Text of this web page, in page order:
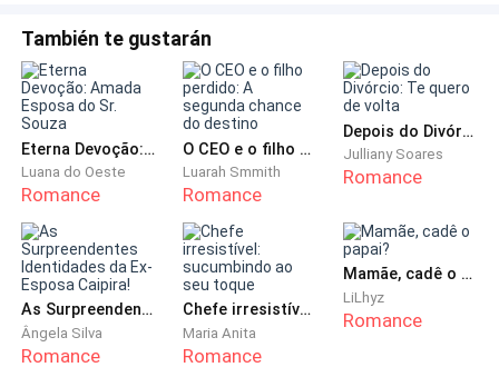
confusão.
— O acidente... com Jony, foi você não foi? —
Lembro-me da cena há alguns dias atrás, em que
acidentalmente, acertei em cheio um garoto que
entrava pela mesma porta que eu saía.
— Ah, isso de novo! — suspirei preguiçosamente,
preparada para mais uma explicação — Sim, foi eu,
También te gustarán
Eterna Devoção: Amada Esposa do Sr. Souza
Luana do Oeste
Romance
O CEO e o filho perdido: A segunda chance do destino
Luarah Smmith
Romance
Depois do Divórcio: Te quero de volta
Julliany Soares
Romance
As Surpreendentes Identidades da Ex-Esposa Caipira!
Ângela Silva
Romance
Chefe irresistível: sucumbindo ao seu toque
Maria Anita
Romance
Mamãe, cadê o papai?
LiLhyz
Romance